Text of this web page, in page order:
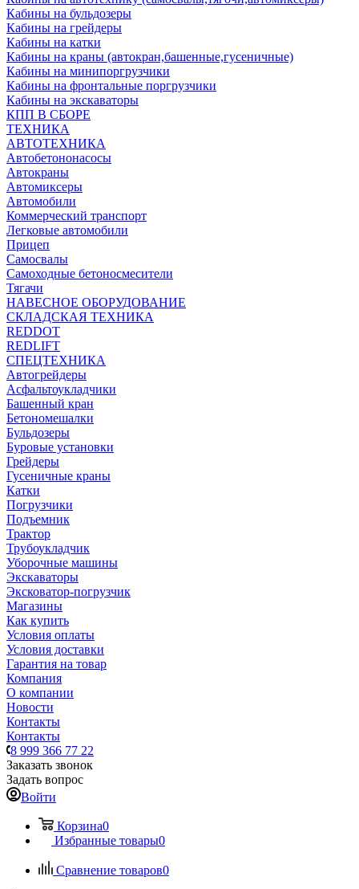
Кабины на бульдозеры
Кабины на грейдеры
Кабины на катки
Кабины на краны (автокран,башенные,гусеничные)
Кабины на минипоргрузчики
Кабины на фронтальные поргрузчики
Кабины на экскаваторы
КПП В СБОРЕ
ТЕХНИКА
АВТОТЕХНИКА
Автобетононасосы
Автокраны
Автомиксеры
Автомобили
Коммерческий транспорт
Легковые автомобили
Прицеп
Самосвалы
Самоходные бетоносмесители
Тягачи
НАВЕСНОЕ ОБОРУДОВАНИЕ
СКЛАДСКАЯ ТЕХНИКА
REDDOT
REDLIFT
СПЕЦТЕХНИКА
Автогрейдеры
Асфальтоукладчики
Башенный кран
Бетономешалки
Бульдозеры
Буровые установки
Грейдеры
Гусеничные краны
Катки
Погрузчики
Подъемник
Трактор
Трубоукладчик
Уборочные машины
Экскаваторы
Эксковатор-погрузчик
Магазины
Как купить
Условия оплаты
Условия доставки
Гарантия на товар
Компания
О компании
Новости
Контакты
Контакты
8 999 366 77 22
Заказать звонок
Задать вопрос
Войти
Корзина0
Избранные товары0
Сравнение товаров0